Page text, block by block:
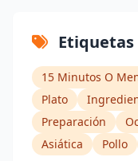
Etiquetas
15 Minutos O
Plato
Preparación
Asiática
Pollo